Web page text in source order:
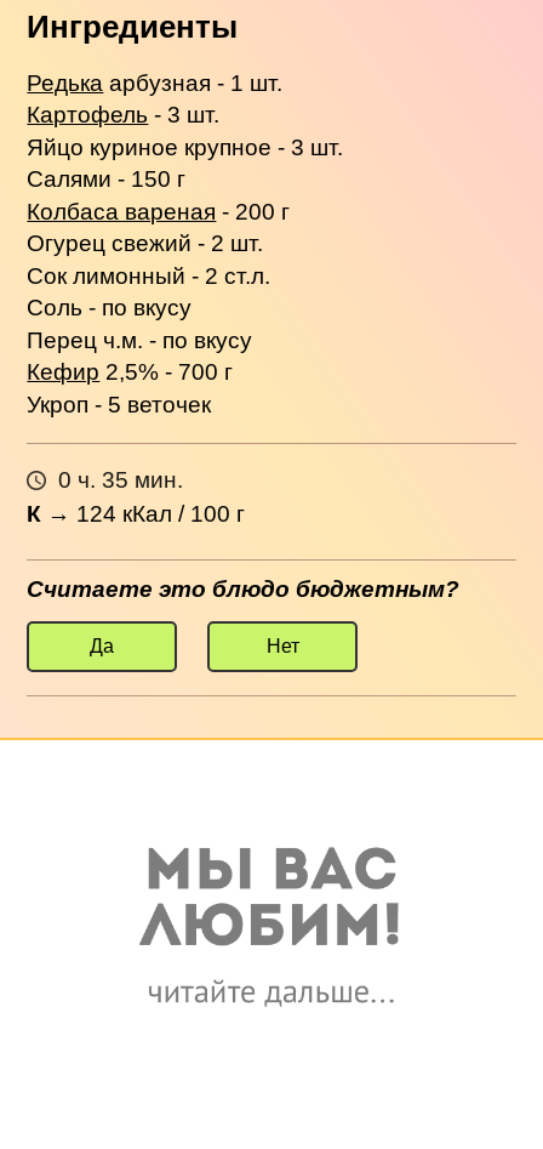
Ингредиенты
Редька арбузная - 1 шт.
Картофель - 3 шт.
Яйцо куриное крупное - 3 шт.
Салями - 150 г
Колбаса вареная - 200 г
Огурец свежий - 2 шт.
Сок лимонный - 2 ст.л.
Соль - по вкусу
Перец ч.м. - по вкусу
Кефир 2,5% - 700 г
Укроп - 5 веточек
0 ч. 35 мин.
К → 124 кКал / 100 г
Считаете это блюдо бюджетным?
Да Нет